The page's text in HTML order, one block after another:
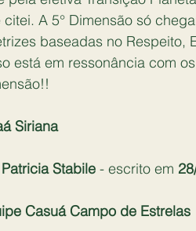
citei. A 5° Dimensão só
baseadas no Respeito,
está em ressonância com os
Siriana
Patricia Stabile - escrito em
Casuá Campo de Estrelas